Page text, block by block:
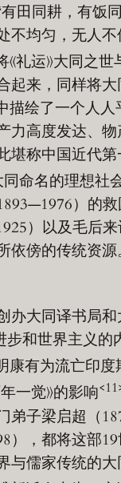
田同耕，有饭
不均匀，无人不
礼运》大同之世
起来，同样将大
描绘了一个人人
力高度发达、物
堪称中国近代第
命名的理想社
）的
）以及毛后
依傍的传统资源
办大同译书局和
步和世界主义的
康有为流亡印度
一觉》的影响
弟子梁启超（
），都将这部
与儒家传统的大